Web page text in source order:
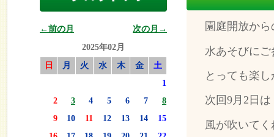
←前の月
次の月→
2025年02月
日
月 火 水 木 金
土
1
2
3 4 5 6 7
8
9
10 11 12 13 14
15
園庭開放か
水あそびに
とっても楽
次回9月2日
風が吹いて